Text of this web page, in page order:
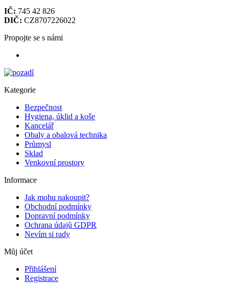
IČ: 745 42 826
DIČ: CZ8707226022
Propojte se s námi
Kategorie
Bezpečnost
Hygiena, úklid a koše
Kancelář
Obaly a obalová technika
Průmysl
Sklad
Venkovní prostory
Informace
Jak mohu nakoupit?
Obchodní podmínky
Dopravní podmínky
Ochrana údajů GDPR
Nevím si rady
Můj účet
Přihlášení
Registrace